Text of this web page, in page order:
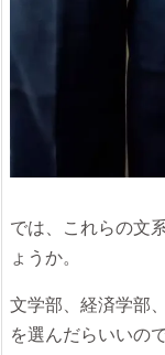
では、これらの文
ょうか。
文学部、経済学部
を選んだらいいの